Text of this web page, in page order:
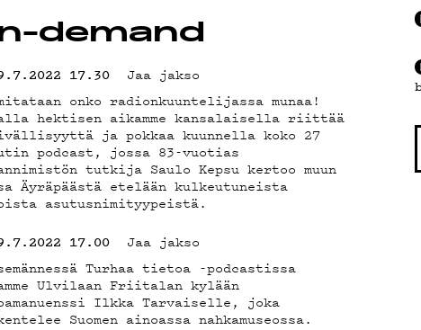
demand
17.30
Jaa jakso
onko radionkuuntelijassa munaa!
hektisen aikamme kansalaisella riittää
ja pokkaa kuunnella koko 27
podcast, jossa 83-vuotias
tutkija Saulo Kepsu kertoo muun
Äyräpäästä etelään kulkeutuneista
asutusnimityypeistä.
17.00
Jaa jakso
Turhaa tietoa -podcastissa
Ulvilaan Friitalan kylään
Ilkka Tarvaiselle, joka
Suomen ainoassa nahkamuseossa.